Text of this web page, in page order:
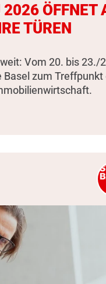
2026 ÖFFNET
TÜREN
Vom 20. bis 23./
zum Treffpunkt